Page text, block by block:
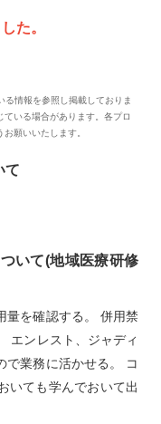
た。
情報を参照し掲載しておりま
いる場合があります。各プロ
願いいたします。
て
いて(地域医療研修
量を確認する。 併用禁
エンレスト、ジャディ
で業務に活かせる。 コ
いても学んでおいて出